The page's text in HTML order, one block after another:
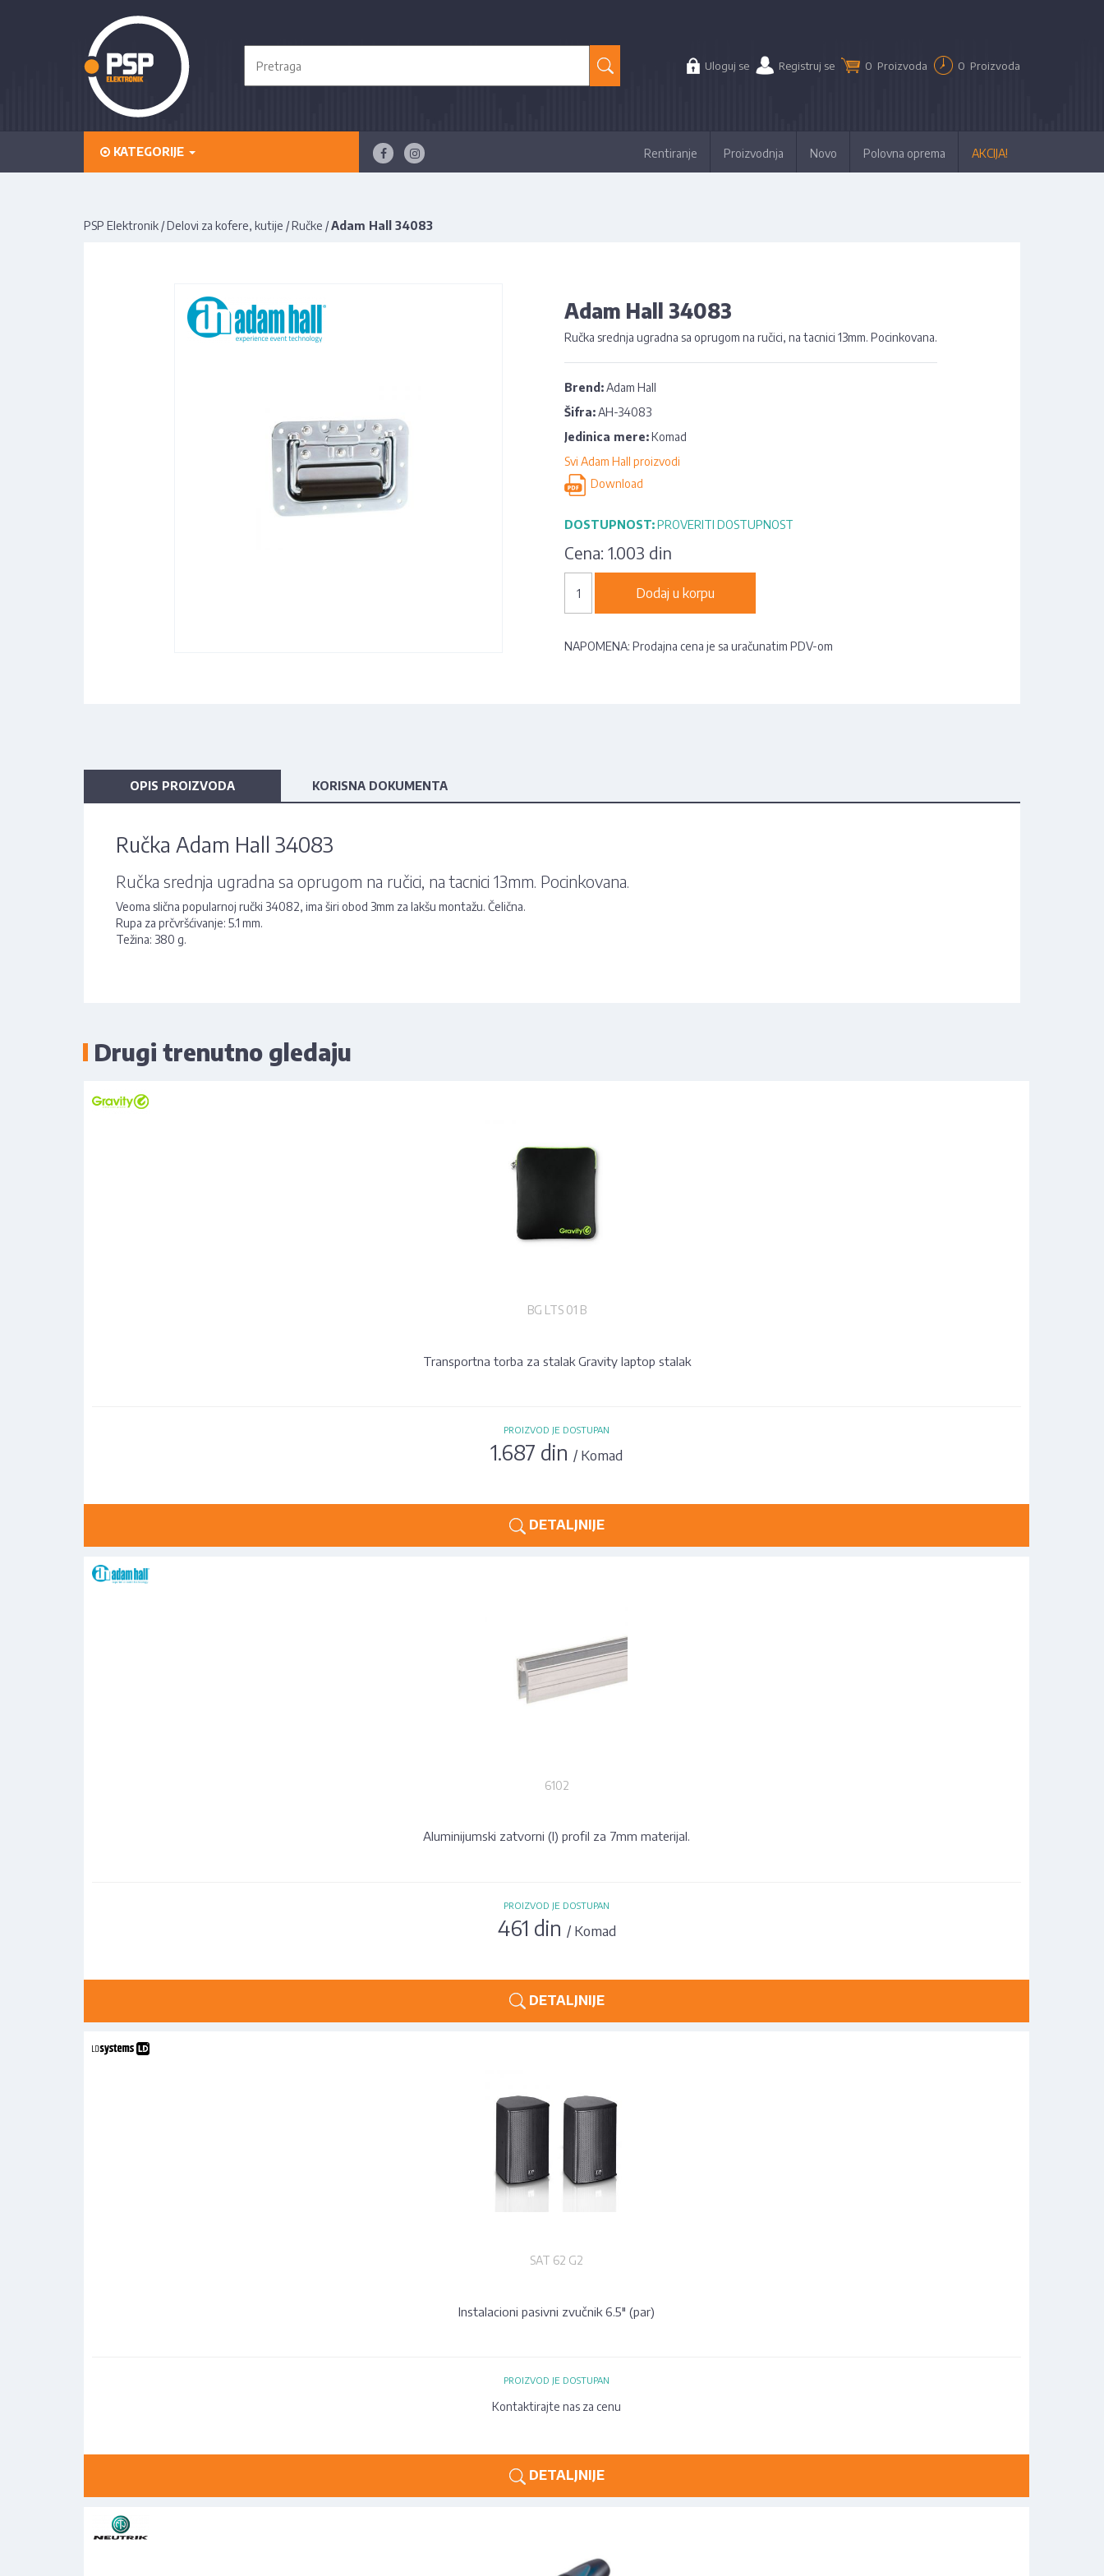
Uloguj se Registruj se 0 Proizvoda 0 Proizvoda
KATEGORIJE Rentiranje Proizvodnja Novo Polovna oprema AKCIJA!
PSP Elektronik /Delovi za kofere, kutije /Ručke /Adam Hall 34083
Adam Hall 34083
Ručka srednja ugradna sa oprugom na ručici, na tacnici 13mm. Pocinkovana.
Brend:Adam Hall
Šifra:AH-34083
Jedinica mere:Komad
Svi Adam Hall proizvodi
Download
DOSTUPNOST:PROVERITI DOSTUPNOST
Cena: 1.003 din
Dodaj u korpu
NAPOMENA: Prodajna cena je sa uračunatim PDV-om
OPIS PROIZVODA KORISNA DOKUMENTA
Ručka Adam Hall 34083
Ručka srednja ugradna sa oprugom na ručici, na tacnici 13mm. Pocinkovana.
Veoma slična popularnoj ručki 34082, ima širi obod 3mm za lakšu montažu. Čelična.
Rupa za prčvršćivanje: 5.1 mm.
Težina: 380 g.
Drugi trenutno gledaju
BG LTS 01 B
Transportna torba za stalak Gravity laptop stalak
PROIZVOD JE DOSTUPAN
1.687 din / Komad
DETALJNIJE
6102
Aluminijumski zatvorni (I) profil za 7mm materijal.
PROIZVOD JE DOSTUPAN
461 din / Komad
DETALJNIJE
SAT 62 G2
Instalacioni pasivni zvučnik 6.5" (par)
PROIZVOD JE DOSTUPAN
Kontaktirajte nas za cenu
DETALJNIJE